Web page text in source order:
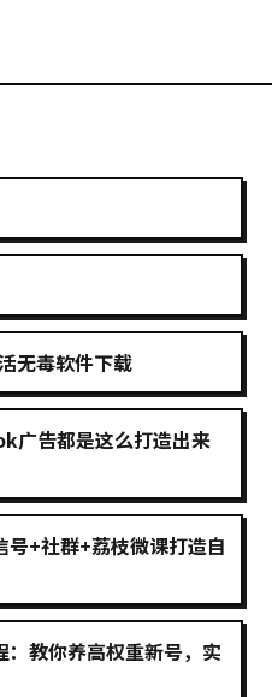
无毒软件下载
广告都是这么打造出来
+社群+荔枝微课打造自
教你养高权重新号，实